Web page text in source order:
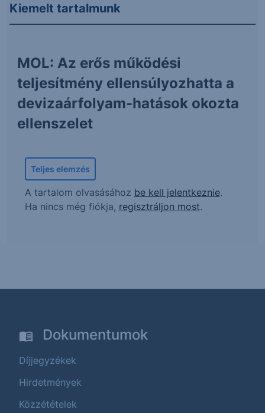
Kiemelt tartalmunk
MOL: Az erős működési
teljesítmény ellensúlyozhatta a
devizaárfolyam-hatások okozta
ellenszelet
Teljes elemzés
A tartalom olvasásához be kell jelentkeznie.
Ha nincs még fiókja, regisztráljon most.
Dokumentumok
Díjjegyzékek
Hirdetmények
Közzétételek